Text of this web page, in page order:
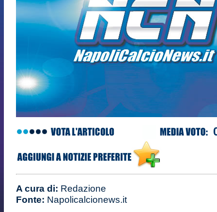
A cura di: Redazione
Fonte: Napolicalcionews.it